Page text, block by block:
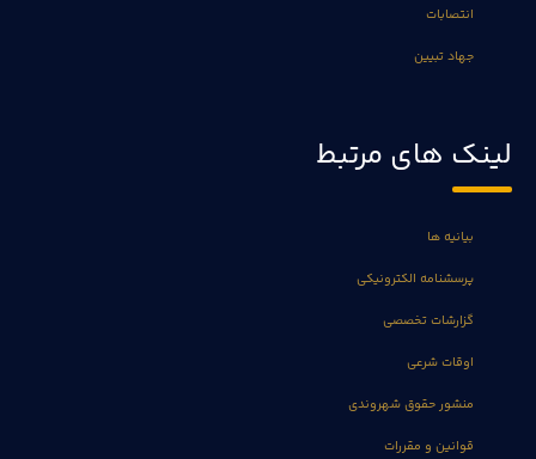
انتصابات
جهاد تبیین
لینک های مرتبط
بیانیه ها
پرسشنامه الکترونیکی
گزارشات تخصصی
اوقات شرعی
منشور حقوق شهروندی
قوانین و مقررات